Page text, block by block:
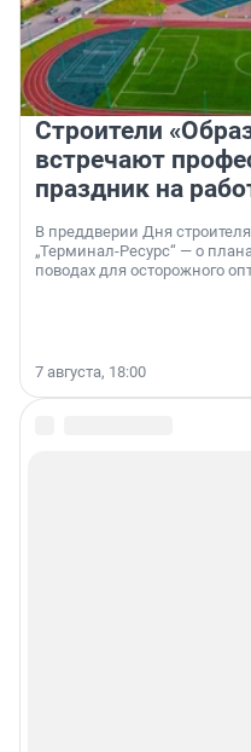
Строители
встречают
праздник на
В преддверии Дня
„Терминал-Ресурс“ — о
поводах для осторожного
7 августа, 18:00